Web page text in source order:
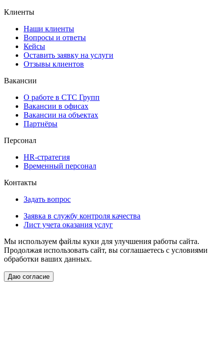
Клиенты
Наши клиенты
Вопросы и ответы
Кейсы
Оставить заявку на услуги
Отзывы клиентов
Вакансии
О работе в СТС Групп
Вакансии в офисах
Вакансии на объектах
Партнёры
Персонал
HR-стратегия
Временный персонал
Контакты
Задать вопрос
Заявка в службу контроля качества
Лист учета оказания услуг
Мы используем файлы куки для улучшения работы сайта.
Продолжая использовать сайт, вы соглашаетесь с условиями
обработки ваших данных.
Даю согласие